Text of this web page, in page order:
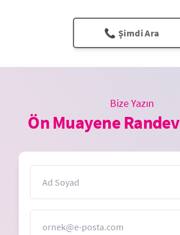
📞 Şimdi Ara
Bize Yazın
Ön Muayene